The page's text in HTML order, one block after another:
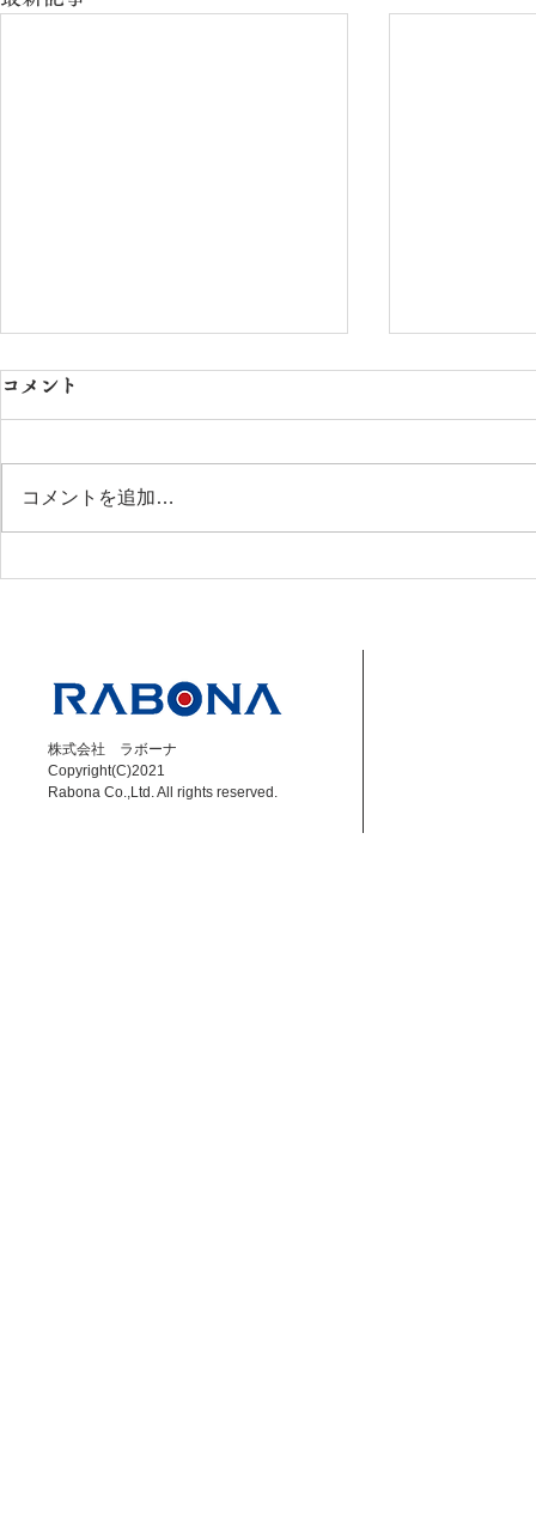
【成岡翔】8/8 DAZN Jリー
【小林大悟
コメント
コメントを追加…
株式会社 ラボーナ
Copyright(C)2021
Rabona Co.,Ltd. All rights reserved.​